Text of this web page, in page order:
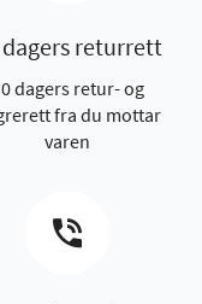
returrett
dagers retur- og
fra du mottar
varen